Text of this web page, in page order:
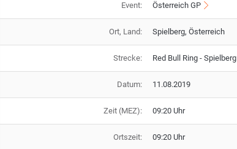
Event: Österreich GP
Ort, Land: Spielberg, Österreich
Strecke: Red Bull Ring - Spielberg
Datum: 11.08.2019
Zeit (MEZ): 09:20 Uhr
Ortszeit: 09:20 Uhr